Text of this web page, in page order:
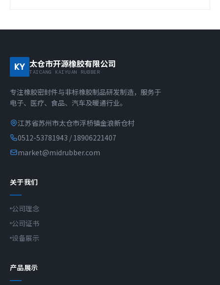
KY 太仓市开源橡胶有限公司
TAICANG KAIYUAN RUBBER
专注橡胶密封件与非标橡胶制品研发制造，服务于
电子、医疗、食品、汽车及暖通行业。
江苏省苏州市太仓市浮桥镇金浪新仓村
0512-53781943 / 18906221407
market@midrubber.com
关于我们
公司理念
公司证书
设备展示
产品展示